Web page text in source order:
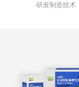
研发制造技术